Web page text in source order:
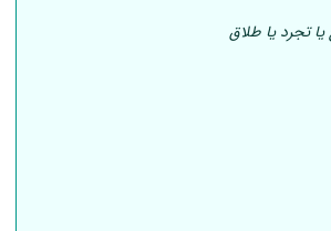
تجرد یا طلاق